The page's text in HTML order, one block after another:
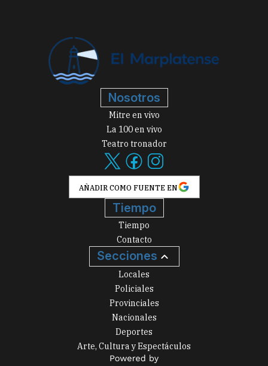
Nosotros
Mitre en vivo
La 100 en vivo
Teatro tronador
AÑADIR COMO FUENTE EN
Tiempo
Tiempo
Contacto
Secciones
Locales
Policiales
Provinciales
Nacionales
Deportes
Arte, Cultura y Espectáculos